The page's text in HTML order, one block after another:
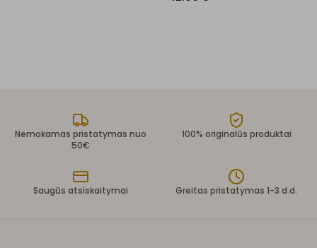
Nemokamas pristatymas nuo
50€
100% originalūs produktai
Saugūs atsiskaitymai Greitas pristatymas 1-3 d.d.